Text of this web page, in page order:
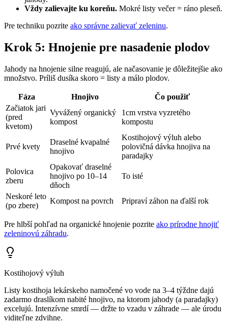
Vždy zalievajte ku koreňu. Mokré listy večer = ráno pleseň.
Pre techniku pozrite ako správne zalievať zeleninu.
Krok 5: Hnojenie pre nasadenie plodov
Jahody na hnojenie silne reagujú, ale načasovanie je dôležitejšie ako
množstvo. Príliš dusíka skoro = listy a málo plodov.
Fáza Hnojivo
Čo použiť
Začiatok jari
(pred
kvetom)
Vyvážený organický
kompost
1cm vrstva vyzretého
kompostu
Prvé kvety
Draselné kvapalné
hnojivo
Kostihojový výluh alebo
polovičná dávka hnojiva na
paradajky
Polovica
zberu
Opakovať draselné
hnojivo po 10–14
dňoch
To isté
Neskoré leto
(po zbere)
Kompost na povrch Pripraví záhon na ďalší rok
Pre hlbší pohľad na organické hnojenie pozrite ako prírodne hnojiť
zeleninovú záhradu.
Kostihojový výluh
Listy kostihoja lekárskeho namočené vo vode na 3–4 týždne dajú
zadarmo draslíkom nabité hnojivo, na ktorom jahody (a paradajky)
excelujú. Intenzívne smrdí — držte to vzadu v záhrade — ale úrodu
viditeľne zdvihne.